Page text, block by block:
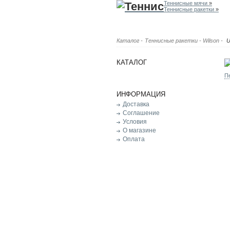
Теннисные мячи »
Теннисные ракетки »
Каталог - Теннисные ракетки - Wilson -
КАТАЛОГ
ИНФОРМАЦИЯ
Доставка
Соглашение
Условия
О магазине
Оплата